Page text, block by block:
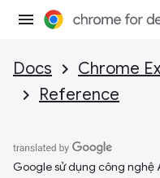
Docs Chrome
Reference
Google sử dụng công nghệ